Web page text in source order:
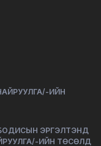
ИЙН
ЭРГЭЛТЭНД
ИЙН ТӨСӨЛД